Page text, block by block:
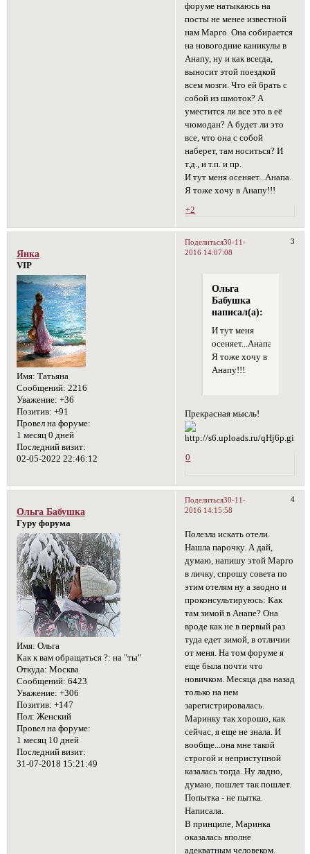
форуме натыкаюсь на
посты не менее известной
нам Марго. Она собирается
на новогодние каникулы в
Анапу, ну и как всегда,
выносит этой поездкой
всем мозги. Что ей брать с
собой из шмоток? А
уместится ли все это в её
чюмодан? А будет ли это
все, что она с собой
наберет, там носиться? И
т.д., и т.п. и пр.
И тут меня осеняет...Анапа.
Я тоже хочу в Анапу!!!
+2
Поделиться 3
30-11-
2016 14:07:08
Янка
VIP
Имя: Татьяна
Сообщений: 2216
Уважение: +36
Позитив: +91
Провел на форуме:
1 месяц 0 дней
Последний визит:
02-05-2022 22:46:12
Ольга
Бабушка
написал(а):
И тут меня
осеняет...Анапа.
Я тоже хочу в
Анапу!!!
Прекрасная мысль!
0
Поделиться 4
30-11-
2016 14:15:58
Ольга Бабушка
Гуру форума
Имя: Ольга
Как к вам обращаться ?: на "ты"
Откуда: Москва
Сообщений: 6423
Уважение: +306
Позитив: +147
Пол: Женский
Провел на форуме:
1 месяц 10 дней
Последний визит:
31-07-2018 15:21:49
Полезла искать отели.
Нашла парочку. А дай,
думаю, напишу этой Марго
в личку, спрошу совета по
этим отелям ну а заодно и
проконсультируюсь: Как
там зимой в Анапе? Она
вроде как не в первый раз
туда едет зимой, в отличии
от меня. На том форуме я
еще была почти что
новичком. Месяца два назад
только на нем
зарегистрировалась.
Маринку так хорошо, как
сейчас, я еще не знала. И
вообще...она мне такой
строгой и неприступной
казалась тогда. Ну ладно,
думаю, пошлет так пошлет.
Попытка - не пытка.
Написала.
В принципе, Маринка
оказалась вполне
адекватным человеком.